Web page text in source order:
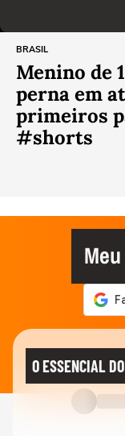
BRASIL
Menino de
perna em
primeiros
#shorts
O ESSENCIAL